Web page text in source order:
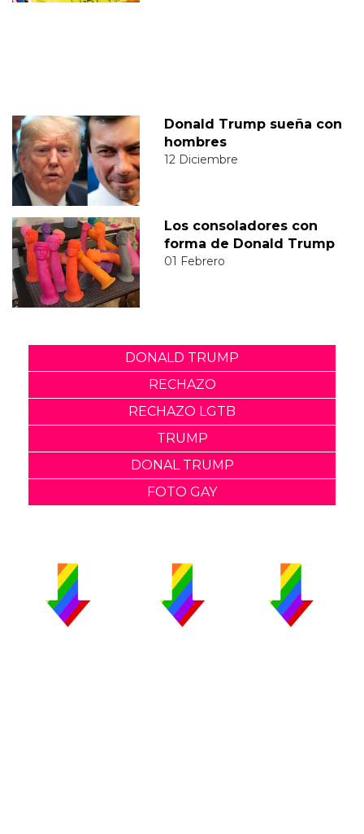
Donald Trump sueña con
hombres
12 Diciembre
Los consoladores con
forma de Donald Trump
01 Febrero
DONALD TRUMP
RECHAZO
RECHAZO LGTB
TRUMP
DONAL TRUMP
FOTO GAY